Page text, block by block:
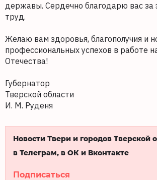
державы. Сердечно благодарю вас за
труд.
Желаю вам здоровья, благополучия и
профессиональных успехов в работе
Отечества!
Губернатор
Тверской
И. М. Руденя
Новости Твери и городов Тверской
в Телеграм, в ОК и Вконтакте
Подписаться